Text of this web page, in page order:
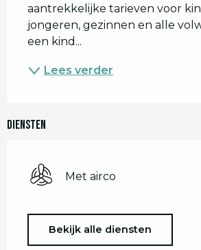
aantrekkelijke tarieven voor
jongeren, gezinnen en alle
een kind...
Lees verder
Diensten
Met airco
Bekijk alle diensten